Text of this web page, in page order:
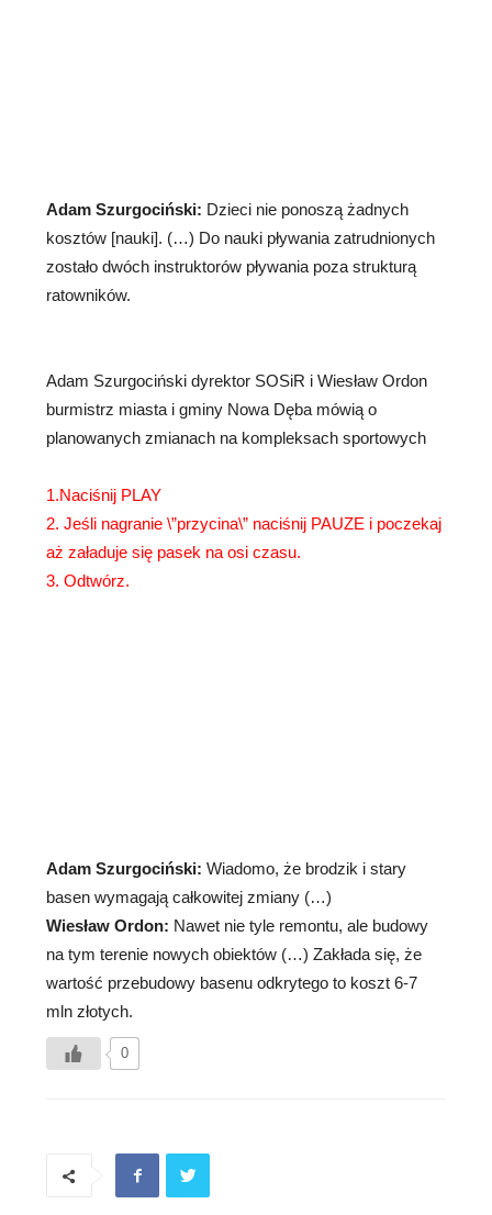
Adam Szurgociński: Dzieci nie ponoszą żadnych
kosztów [nauki]. (…) Do nauki pływania zatrudnionych
zostało dwóch instruktorów pływania poza strukturą
ratowników.
Adam Szurgociński dyrektor SOSiR i Wiesław Ordon
burmistrz miasta i gminy Nowa Dęba mówią o
planowanych zmianach na kompleksach sportowych
1.Naciśnij PLAY
2. Jeśli nagranie \”przycina\” naciśnij PAUZE i poczekaj
aż załaduje się pasek na osi czasu.
3. Odtwórz.
Adam Szurgociński: Wiadomo, że brodzik i stary
basen wymagają całkowitej zmiany (…)
Wiesław Ordon: Nawet nie tyle remontu, ale budowy
na tym terenie nowych obiektów (…) Zakłada się, że
wartość przebudowy basenu odkrytego to koszt 6-7
mln złotych.
0